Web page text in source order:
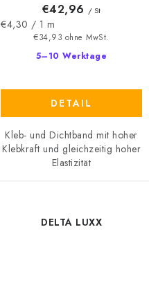
5–10 Werktage
€34,93 ohne MwSt.
€42,96 / St
Verkaufspreis:
€4,30 / 1 m
DETAIL
Kleb- und Dichtband mit hoher
Klebkraft und gleichzeitig hoher
Elastizität
DELTA LUXX